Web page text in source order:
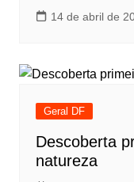
14 de abril de
Geral DF
Descoberta
natureza